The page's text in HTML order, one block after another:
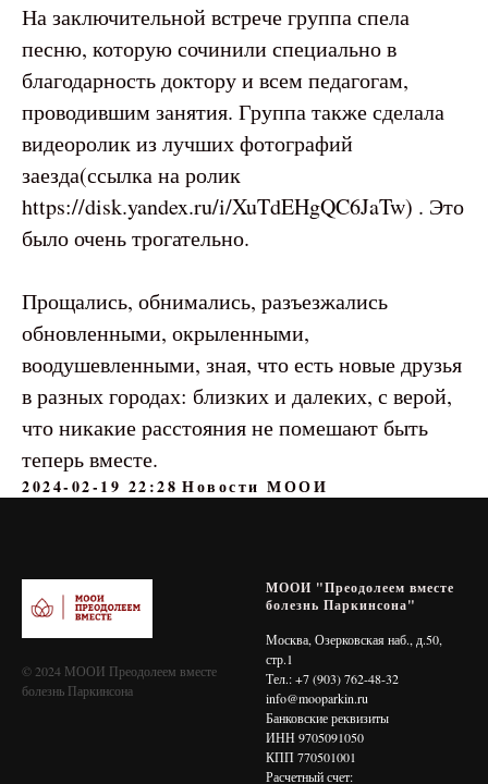
На заключительной встрече группа спела
песню, которую сочинили специально в
благодарность доктору и всем педагогам,
проводившим занятия. Группа также сделала
видеоролик из лучших фотографий
заезда(ссылка на ролик
https://disk.yandex.ru/i/XuTdEHgQC6JaTw) . Это
было очень трогательно.
Прощались, обнимались, разъезжались
обновленными, окрыленными,
воодушевленными, зная, что есть новые друзья
в разных городах: близких и далеких, с верой,
что никакие расстояния не помешают быть
теперь вместе.
2024-02-19 22:28 Новости МООИ
© 2024 МООИ Преодолеем вместе
болезнь Паркинсона
МООИ "Преодолеем вместе
болезнь Паркинсона"
Москва, Озерковская наб., д.50,
стр.1
Тел.: +7 (903) 762-48-32
info@mooparkin.ru
Банковские реквизиты
ИНН 9705091050
КПП 770501001
Расчетный счет: